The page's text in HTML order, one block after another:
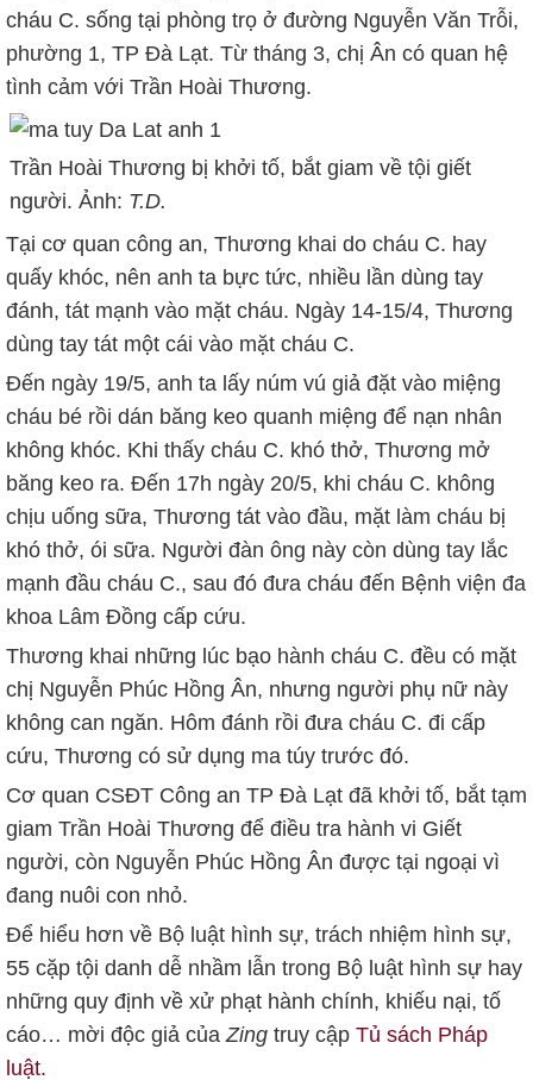
cháu C. sống tại phòng trọ ở đường Nguyễn Văn Trỗi,
phường 1, TP Đà Lạt. Từ tháng 3, chị Ân có quan hệ
tình cảm với Trần Hoài Thương.
Trần Hoài Thương bị khởi tố, bắt giam về tội giết
người. Ảnh: T.D.
Tại cơ quan công an, Thương khai do cháu C. hay
quấy khóc, nên anh ta bực tức, nhiều lần dùng tay
đánh, tát mạnh vào mặt cháu. Ngày 14-15/4, Thương
dùng tay tát một cái vào mặt cháu C.
Đến ngày 19/5, anh ta lấy núm vú giả đặt vào miệng
cháu bé rồi dán băng keo quanh miệng để nạn nhân
không khóc. Khi thấy cháu C. khó thở, Thương mở
băng keo ra. Đến 17h ngày 20/5, khi cháu C. không
chịu uống sữa, Thương tát vào đầu, mặt làm cháu bị
khó thở, ói sữa. Người đàn ông này còn dùng tay lắc
mạnh đầu cháu C., sau đó đưa cháu đến Bệnh viện đa
khoa Lâm Đồng cấp cứu.
Thương khai những lúc bạo hành cháu C. đều có mặt
chị Nguyễn Phúc Hồng Ân, nhưng người phụ nữ này
không can ngăn. Hôm đánh rồi đưa cháu C. đi cấp
cứu, Thương có sử dụng ma túy trước đó.
Cơ quan CSĐT Công an TP Đà Lạt đã khởi tố, bắt tạm
giam Trần Hoài Thương để điều tra hành vi Giết
người, còn Nguyễn Phúc Hồng Ân được tại ngoại vì
đang nuôi con nhỏ.
Để hiểu hơn về Bộ luật hình sự, trách nhiệm hình sự,
55 cặp tội danh dễ nhầm lẫn trong Bộ luật hình sự hay
những quy định về xử phạt hành chính, khiếu nại, tố
cáo… mời độc giả củaZing truy cập Tủ sách Pháp
luật.